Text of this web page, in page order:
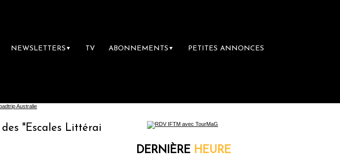
NEWSLETTERS ▼ TV ABONNEMENTS ▼ PETITES ANNONCES
Littéraires", la première librairie du voyage
DERNIÈRE HEURE